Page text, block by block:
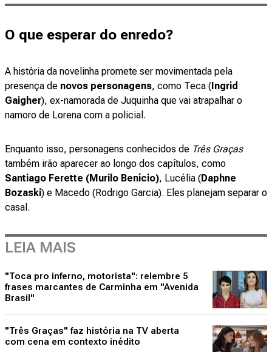
O que esperar do enredo?
A história da novelinha promete ser movimentada pela
presença de novos personagens, como Teca ( Ingrid
Gaigher), ex-namorada de Juquinha que vai atrapalhar o
namoro de Lorena com a policial.
Enquanto isso, personagens conhecidos de Três Graças
também irão aparecer ao longo dos capítulos, como
Santiago Ferette (Murilo Benício), Lucélia (Daphne
Bozaski) e Macedo (Rodrigo Garcia). Eles planejam separar o
casal.
LEIA MAIS
"Toca pro inferno, motorista": relembre 5
frases marcantes de Carminha em "Avenida
Brasil"
"Três Graças" faz história na TV aberta
com cena em contexto inédito